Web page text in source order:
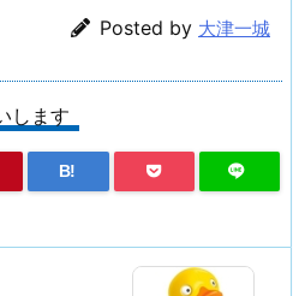
Posted by 大津一城
します
B!